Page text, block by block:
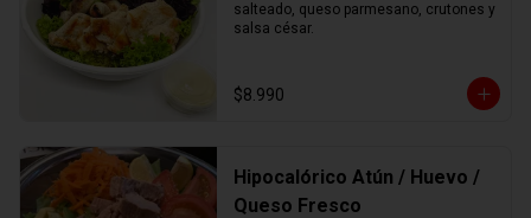
salteado, queso parmesano, crutones y
salsa césar.
$8.990
Hipocalórico Atún / Huevo /
Queso Fresco